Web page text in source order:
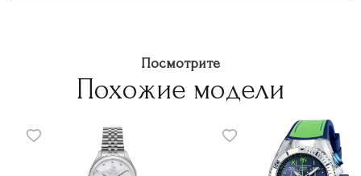
Посмотрите
Похожие модели